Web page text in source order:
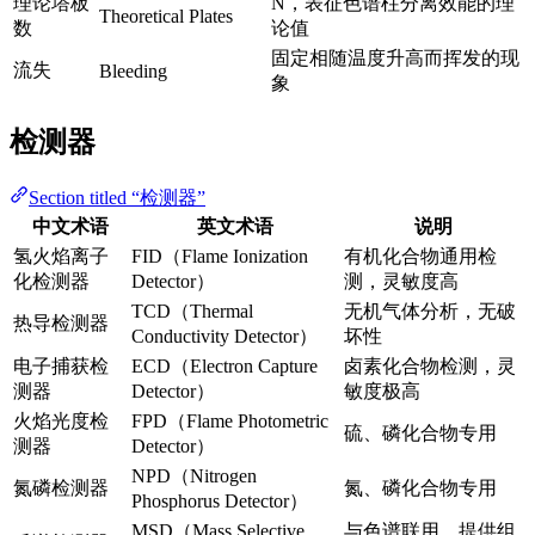
数
Theoretical Plates
论值
流失 Bleeding
固定相随温度升高而挥发的现
象
检测器
Section titled “检测器”
中文术语
英文术语
说明
氢火焰离子
化检测器
FID（Flame Ionization
Detector）
有机化合物通用检
测，灵敏度高
热导检测器
TCD（Thermal
Conductivity Detector）
无机气体分析，无破
坏性
电子捕获检
测器
ECD（Electron Capture
Detector）
卤素化合物检测，灵
敏度极高
火焰光度检
测器
FPD（Flame Photometric
Detector）
硫、磷化合物专用
氮磷检测器
NPD（Nitrogen
Phosphorus Detector）
氮、磷化合物专用